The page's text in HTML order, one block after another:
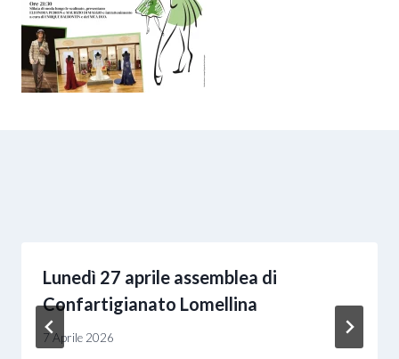
Lunedì 27 aprile assemblea di
Confartigianato Lomellina
7 Aprile 2026